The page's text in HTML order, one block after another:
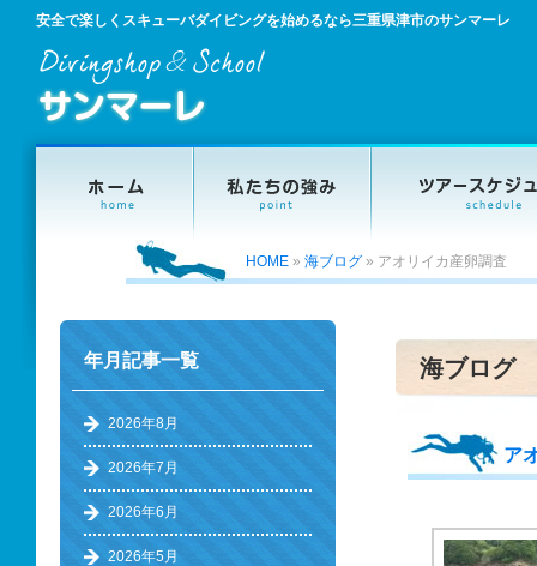
安全で楽しくスキューバダイビングを始めるなら三重県津市のサンマーレ
HOME » 海ブログ » アオリイカ産卵調査
海ブログ
ア
年月記事一覧
2026年8月
2026年7月
2026年6月
2026年5月